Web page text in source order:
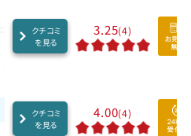
クチコミ
を見る
3.25(4)
クチコミ
を見る
4.00(4)